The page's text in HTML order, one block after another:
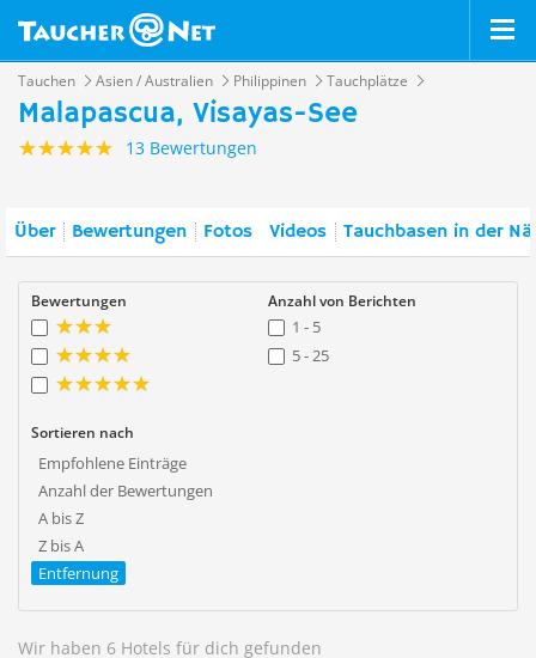
Tauchen Asien / Australien Philippinen Tauchplätze
Malapascua, Visayas-See
13 Bewertungen
Über Bewertungen Fotos Videos Tauchbasen in der
Bewertungen Anzahl von Berichten
1 - 5
5 - 25
Sortieren nach
Empfohlene Einträge
Anzahl der Bewertungen
A bis Z
Z bis A
Entfernung
Wir haben 6 Hotels für dich gefunden